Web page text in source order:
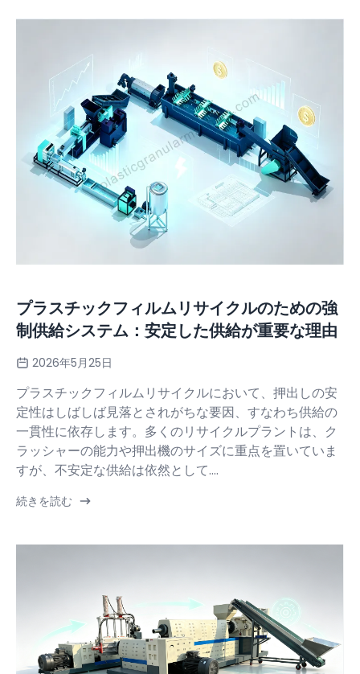
プラスチックフィルムリサイクルのための強
制供給システム：安定した供給が重要な理由
2026年5月25日
プラスチックフィルムリサイクルにおいて、押出しの安
定性はしばしば見落とされがちな要因、すなわち供給の
一貫性に依存します。多くのリサイクルプラントは、ク
ラッシャーの能力や押出機のサイズに重点を置いていま
すが、不安定な供給は依然として....
続きを読む